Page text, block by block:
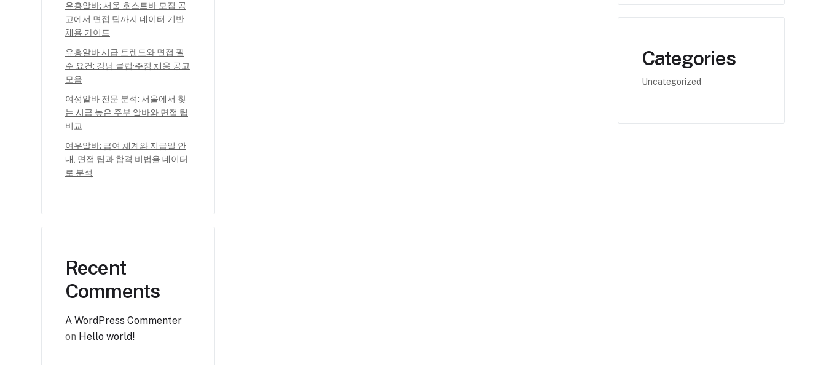
유흥알바: 서울 호스트바 모집 공
고에서 면접 팁까지 데이터 기반
채용 가이드
유흥알바 시급 트렌드와 면접 필
수 요건: 강남 클럽·주점 채용 공고
모음
여성알바 전문 분석: 서울에서 찾
는 시급 높은 주부 알바와 면접 팁
비교
여우알바: 급여 체계와 지급일 안
내, 면접 팁과 합격 비법을 데이터
로 분석
Recent
Comments
A WordPress Commenter
on Hello world!
Categories
Uncategorized